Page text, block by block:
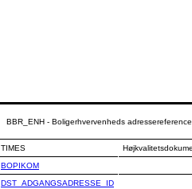
BBR_ENH - Boligerhvervenheds adressereference
TIMES
BOPIKOM
DST_ADGANGSADRESSE_ID